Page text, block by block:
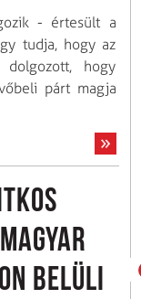
- értesült a
tudja, hogy az
hogy
párt magja
belüli